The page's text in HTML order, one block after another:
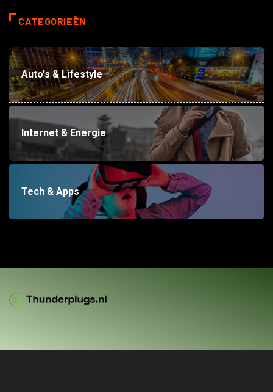
CATEGORIEËN
Auto's & Lifestyle
Internet & Energie
Tech & Apps